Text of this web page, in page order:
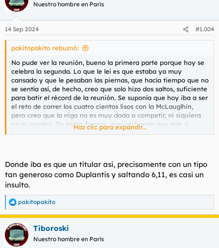
i
e
s
Nuestro hombre en París
14 Sep 2024 #1.004
pakitopakito rebuznó:
No pude ver la reunión, bueno la primera parte porque hoy se
celebra la segunda. Lo que le leí es que estaba ya muy
cansado y que le pesaban las piernas, que hacía tiempo que no
se sentía así, de hecho, creo que solo hizo dos saltos, suficiente
para batir el récord de la reunión. Se suponía que hoy iba a ser
el reto de correr los cuatro cientos lisos con la McLauglhin,
pero creo que la niga no es muy dada a competir, ni siquiera
en su prueba. De todas formas, aprovechando que sale a
colación el garrochista, permítame que cague un vídeo que vi
Para ver este contenido, necesitaremos su consentimiento
para configurar cookies de terceros.
Para obtener información más detallada, consulte nuestra
Aceptar cookies de terceros
Haz clic para expandir...
Donde iba es que un titular así, precisamente con un tipo
tan generoso como Duplantis y saltando 6,11, es casi un
insulto.
R
e
a
c
c
i
pakitopakito
Tiboroski
Nuestro hombre en París